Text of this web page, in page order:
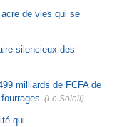
de vies qui se
silencieux des
milliards de FCFA de
(Le Soleil)
qui